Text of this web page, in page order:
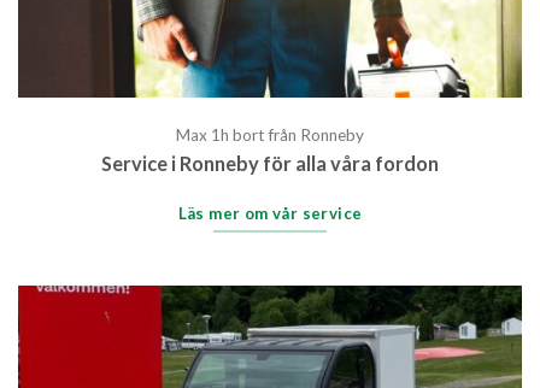
Max 1h bort från Ronneby
Service i Ronneby för alla våra fordon
Läs mer om vår service